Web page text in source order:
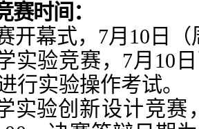
赛时间：
开幕式， 7月 10 日
实验竞赛 ， 7月 10
行实验操作考试。
实验创新设计竞赛